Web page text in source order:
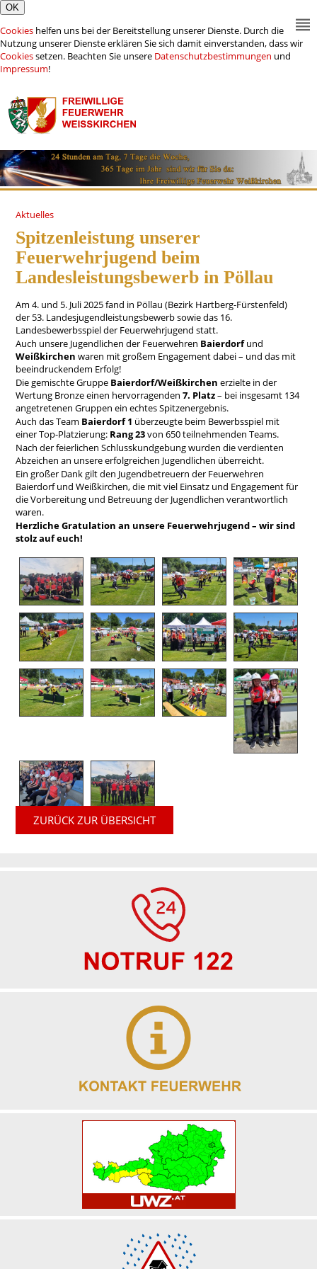
Cookies helfen uns bei der Bereitstellung unserer Dienste. Durch die
Nutzung unserer Dienste erklären Sie sich damit einverstanden, dass wir
Cookiessetzen. Beachten Sie unsere Datenschutzbestimmungen und
Impressum!
Aktuelles
Spitzenleistung unserer
Feuerwehrjugend beim
Landesleistungsbewerb in Pöllau
Am 4. und 5. Juli 2025 fand in Pöllau (Bezirk Hartberg-Fürstenfeld)
der 53. Landesjugendleistungsbewerb sowie das 16.
Landesbewerbsspiel der Feuerwehrjugend statt.
Auch unsere Jugendlichen der Feuerwehren Baierdorfund
Weißkirchen waren mit großem Engagement dabei – und das mit
beeindruckendem Erfolg!
Die gemischte Gruppe Baierdorf/Weißkirchen erzielte in der
Wertung Bronze einen hervorragenden7. Platz– bei insgesamt 134
angetretenen Gruppen ein echtes Spitzenergebnis.
Auch das Team Baierdorf 1 überzeugte beim Bewerbsspiel mit
einer Top-Platzierung: Rang 23von 650 teilnehmenden Teams.
Nach der feierlichen Schlusskundgebung wurden die verdienten
Abzeichen an unsere erfolgreichen Jugendlichen überreicht.
Ein großer Dank gilt den Jugendbetreuern der Feuerwehren
Baierdorf und Weißkirchen, die mit viel Einsatz und Engagement für
die Vorbereitung und Betreuung der Jugendlichen verantwortlich
waren.
Herzliche Gratulation an unsere Feuerwehrjugend – wir sind
stolz auf euch!
ZURÜCK ZUR ÜBERSICHT